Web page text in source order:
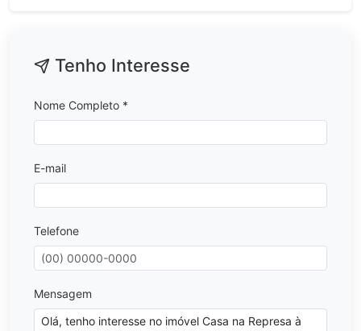
Tenho Interesse
Nome Completo *
E-mail
Telefone
Mensagem